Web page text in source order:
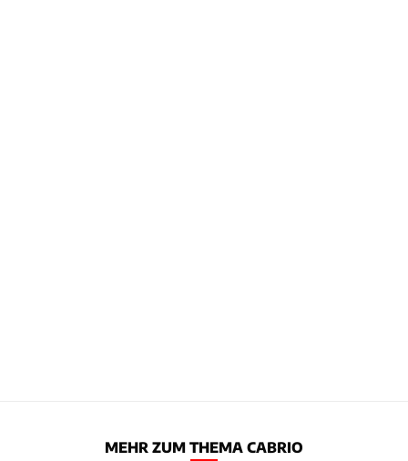
MEHR ZUM THEMA CABRIO